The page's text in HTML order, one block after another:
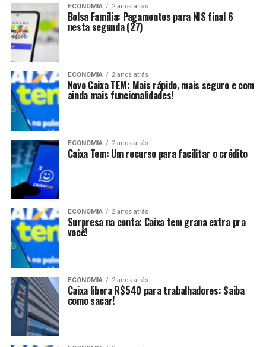
ECONOMIA 2 anos atrás
Bolsa Família: Pagamentos para NIS final 6
nesta segunda (27)
ECONOMIA 2 anos atrás
Novo Caixa TEM: Mais rápido, mais seguro e com
ainda mais funcionalidades!
ECONOMIA 2 anos atrás
Caixa Tem: Um recurso para facilitar o crédito
ECONOMIA 2 anos atrás
Surpresa na conta: Caixa tem grana extra pra
você!
ECONOMIA 2 anos atrás
Caixa libera R$540 para trabalhadores: Saiba
como sacar!